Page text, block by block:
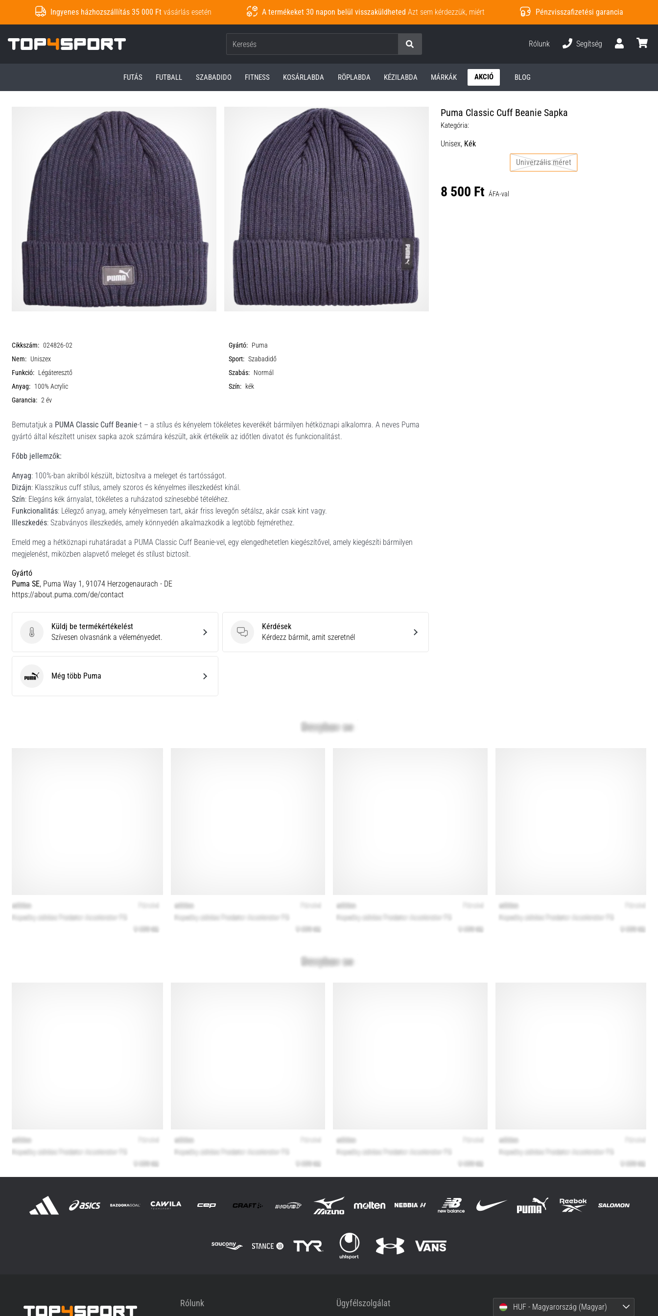
Ingyenes házhozszállítás 35 000 Ft vásárlás esetén A termékeket 30 napon belül visszaküldheted Azt sem kérdezzük, miért Pénzvisszafizetési garancia
Top4Sport.hu
Keresés
Rólunk
Segítség
FUTÁS FUTBALL SZABADIDO FITNESS KOSÁRLABDA RÖPLABDA KÉZILABDA MÁRKÁK AKCIÓ BLOG
Puma Classic Cuff Beanie Sapka
Kategória:
Unisex, Kék
Univerzális méret
8 500 Ft ÁFA-val
Cikkszám: 024826-02 Gyártó: Puma
Nem: Uniszex Sport: Szabadidő
Funkció: Légáteresztő Szabás: Normál
Anyag: 100% Acrylic Szín: kék
Garancia: 2 év
Bemutatjuk a PUMA Classic Cuff Beanie-t – a stílus és kényelem tökéletes keverékét bármilyen hétköznapi alkalomra. A neves Puma
gyártó által készített unisex sapka azok számára készült, akik értékelik az időtlen divatot és funkcionalitást.
Főbb jellemzők:
Anyag: 100%-ban akrilból készült, biztosítva a meleget és tartósságot.
Dizájn: Klasszikus cuff stílus, amely szoros és kényelmes illeszkedést kínál.
Szín: Elegáns kék árnyalat, tökéletes a ruházatod színesebbé tételéhez.
Funkcionalitás: Lélegző anyag, amely kényelmesen tart, akár friss levegőn sétálsz, akár csak kint vagy.
Illeszkedés: Szabványos illeszkedés, amely könnyedén alkalmazkodik a legtöbb fejmérethez.
Emeld meg a hétköznapi ruhatáradat a PUMA Classic Cuff Beanie-vel, egy elengedhetetlen kiegészítővel, amely kiegészíti bármilyen
megjelenést, miközben alapvető meleget és stílust biztosít.
Gyártó
Puma SE, Puma Way 1, 91074 Herzogenaurach - DE
https://about.puma.com/de/contact
Küldj be termékértékelést
Küldj be termékértékelést
Szívesen olvasnánk a véleményedet.
Kérdések
Kérdések
Kérdezz bármit, amit szeretnél
Puma Még több Puma
Rólunk Ügyfélszolgálat HUF - Magyarország (Magyar)